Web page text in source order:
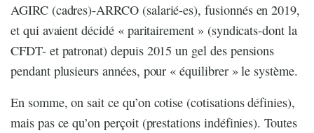
AGIRC (cadres)-ARRCO (salarié-es), fusionnés en 2019,
et qui avaient décidé « paritairement » (syndicats-dont la
CFDT- et patronat) depuis 2015 un gel des pensions
pendant plusieurs années, pour « équilibrer » le système.
En somme, on sait ce qu’on cotise (cotisations définies),
mais pas ce qu’on perçoit (prestations indéfinies). Toutes